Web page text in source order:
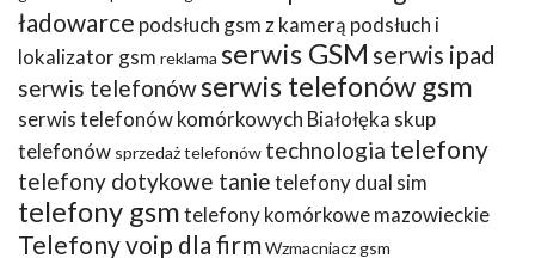
ładowarce podsłuch gsm z kamerą podsłuch i
lokalizator gsm reklama serwis GSM serwis ipad
serwis telefonówserwis telefonów gsm
serwis telefonów komórkowych Białołęka skup
telefonów sprzedaż telefonów technologia telefony
telefony dotykowe tanietelefony dual sim
telefony gsmtelefony komórkowe mazowieckie
Telefony voip dla firm Wzmacniacz gsm